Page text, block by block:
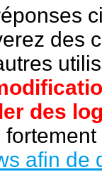
des
des
afin de